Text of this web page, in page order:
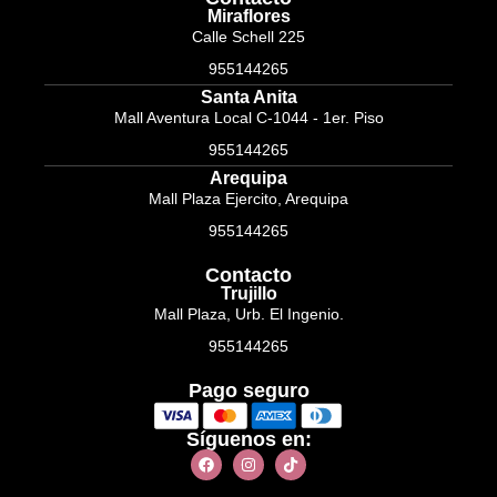
Miraflores
Calle Schell 225
955144265
Santa Anita
Mall Aventura Local C-1044 - 1er. Piso
955144265
Arequipa
Mall Plaza Ejercito, Arequipa
955144265
Contacto
Trujillo
Mall Plaza, Urb. El Ingenio.
955144265
Pago seguro
Síguenos en: